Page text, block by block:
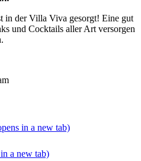
in der Villa Viva gesorgt! Eine gut
und Cocktails aller Art versorgen
in a new tab)
a new tab)